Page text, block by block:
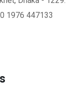
1976 447133